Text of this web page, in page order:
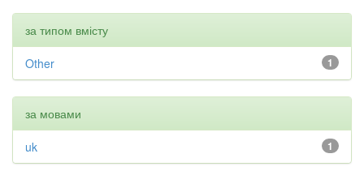
за типом вмісту
1
Other
за мовами
1
uk